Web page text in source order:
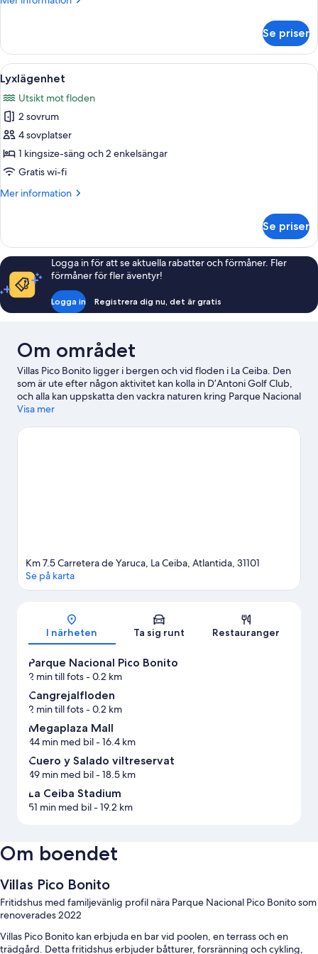
Room
Se priser
Öppna
alla
foton
för
Lyxlägenhet
En träveranda med ett bord och
9
Lyxlägenhet
Utsikt mot floden
2 sovrum
4 sovplatser
1 kingsize-säng och 2 enkelsängar
Gratis wi-fi
Mer information
Mer
Se priser
Logga in för att se aktuella rabatter och förmåner. Fler
förmåner för fler äventyr!
Logga in Registrera dig nu, det är gratis
Om området
Villas Pico Bonito ligger i bergen och vid floden i La Ceiba. Den
som är ute efter någon aktivitet kan kolla in D’Antoni Golf Club,
och alla kan uppskatta den vackra naturen kring Parque Nacional
Pico Bonito och Cuero y Salado viltreservat. Har du tänkt gå på
som är på gång på La Ceiba Stadium. Upplev vattenäventyr som
Visa mer
Karta
Km 7.5 Carretera de Yaruca, La Ceiba, Atlantida, 31101
Se på karta
I närheten Ta sig runt Restauranger
Parque Nacional Pico Bonito
2 min till fots- 0.2 km
Cangrejalfloden
2 min till fots- 0.2 km
Megaplaza Mall
44 min med bil- 16.4 km
Cuero y Salado viltreservat
49 min med bil- 18.5 km
La Ceiba Stadium
51 min med bil- 19.2 km
Om boendet
Villas Pico Bonito
Fritidshus med familjevänlig profil nära Parque Nacional Pico Bonito som
renoverades 2022
Villas Pico Bonito kan erbjuda en bar vid poolen, en terrass och en
trädgård. Detta fritidshus erbjuder båtturer, forsränning och cykling,